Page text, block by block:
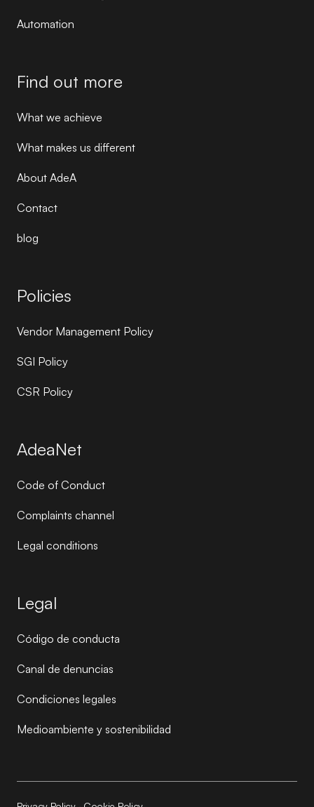
Automation
Find out more
What we achieve
What makes us different
About AdeA
Contact
blog
Policies
Vendor Management Policy
SGI Policy
CSR Policy
AdeaNet
Code of Conduct
Complaints channel
Legal conditions
Legal
Código de conducta
Canal de denuncias
Condiciones legales
Medioambiente y sostenibilidad